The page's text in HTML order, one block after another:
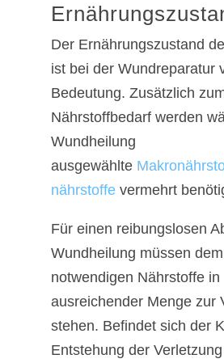
Der Ernährungszustand
ist bei der Wundreparatur
Bedeutung. Zusätzlich
Nährstoffbedarf werden
Wundheilung
ausgewählte
nährstoffevermehrt
Für einen reibungslosen
Wundheilung müssen
notwendigen Nährstoffe in
ausreichender Menge zur
stehen. Befindet sich der
Entstehung der